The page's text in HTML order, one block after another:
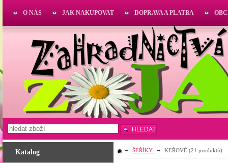
Katalog ŠEŘÍKY KEŘOVÉ (21 produktů)
O NÁS JAK NAKUPOVAT DOPRAVA A PLATBA
HLEDAT